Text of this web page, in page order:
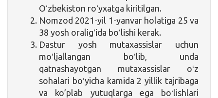
Oʻzbekiston roʻyxatga kiritilgan.
Nomzod 2021-yil 1-yanvar holatiga 25 va
38 yosh oraligʻida boʻlishi kerak.
Dastur yosh mutaxassislar uchun
moʻljallangan boʻlib, unda
qatnashayotgan mutaxassislar oʻz
sohalari boʻyicha kamida 2 yillik tajribaga
va ko’plab yutuqlarga ega boʻlishlari